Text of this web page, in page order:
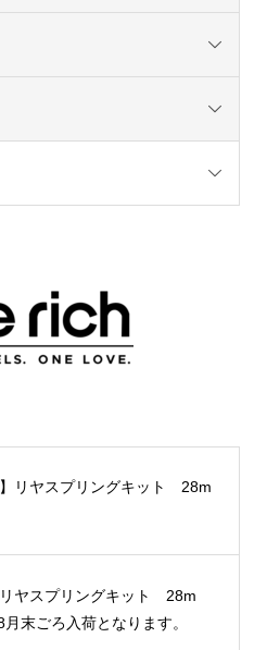
】リヤスプリングキット 28m
リヤスプリングキット 28m
末ごろ入荷となります。